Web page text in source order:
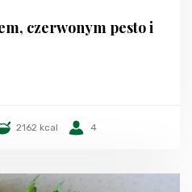
czerwonym pesto i
2162 kcal 4